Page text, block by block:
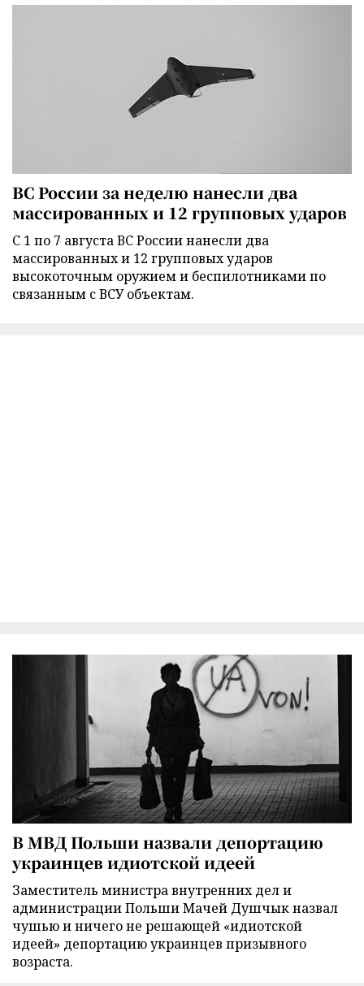
ВС России за неделю нанесли два
массированных и 12 групповых ударов
С 1 по 7 августа ВС России нанесли два
массированных и 12 групповых ударов
высокоточным оружием и беспилотниками по
связанным с ВСУ объектам.
В МВД Польши назвали депортацию
украинцев идиотской идеей
Заместитель министра внутренних дел и
администрации Польши Мачей Душчык назвал
чушью и ничего не решающей «идиотской
идеей» депортацию украинцев призывного
возраста.